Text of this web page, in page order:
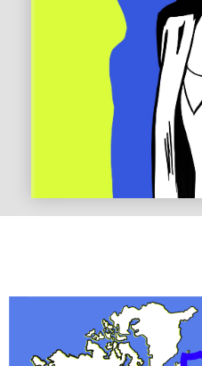
Présidente de